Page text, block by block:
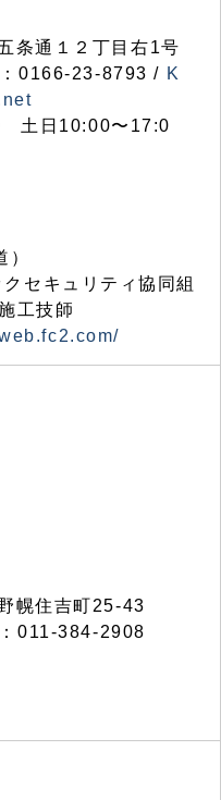
条通１２丁目右1号
0166-23-8793 / K
土日10:00〜17:0
セキュリティ協同組
工技師
幌住吉町25-43
011-384-2908